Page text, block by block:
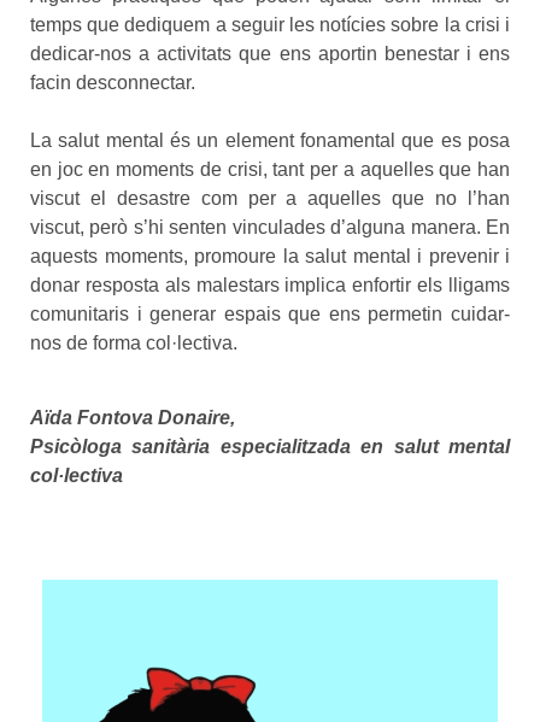
temps que dediquem a seguir les notícies sobre la crisi i
dedicar-nos a activitats que ens aportin benestar i ens
facin desconnectar.
La salut mental és un element fonamental que es posa
en joc en moments de crisi, tant per a aquelles que han
viscut el desastre com per a aquelles que no l’han
viscut, però s’hi senten vinculades d’alguna manera. En
aquests moments, promoure la salut mental i prevenir i
donar resposta als malestars implica enfortir els lligams
comunitaris i generar espais que ens permetin cuidar-
nos de forma col·lectiva.
Aïda Fontova Donaire,
Psicòloga sanitària especialitzada en salut mental
col·lectiva